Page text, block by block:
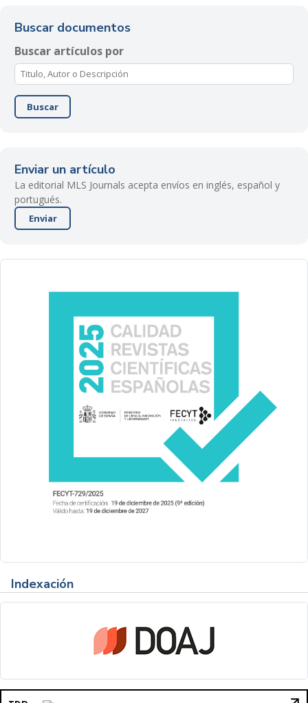
Buscar documentos
Buscar artículos por
Buscar
Enviar un artículo
La editorial MLS Journals acepta envíos en inglés, español y
portugués.
Enviar
Indexación